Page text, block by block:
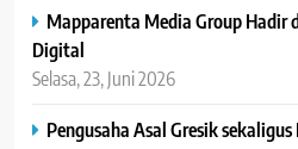
Mapparenta Media Group Hadir
Digital
Selasa, 23, Juni 2026
Pengusaha Asal Gresik